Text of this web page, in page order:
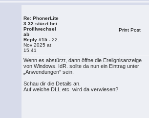
Re: PhonerLite
3.32 stürzt bei
Profilwechsel
ab
Reply #15 - 22.
Nov 2025 at
15:41
Print Post
Wenn es abstürzt, dann öffne die Erelignisanzeige
von Windows. IdR. sollte da nun ein Eintrag unter
„Anwendungen“ sein.
Schau dir die Details an.
Auf welche DLL etc. wird da verwiesen?